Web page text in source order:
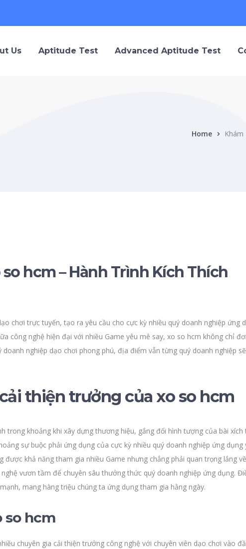
Us Aptitude Test Advanced Aptitude Test
Home
hcm – Hành Trình Kích Thích
chơi trực tuyến, tạo ra yêu cầu cho cực kỳ nhiều quý doanh nghiệp
công nghệ hiện đại với nhiều Game yêu mê say, xo so hcm không chỉ
nghiệp dạo chơi phong phú, địa điểm vẫn từng quý doanh nghiệp
thiện trưởng của xo so hcm
trong khoảng khi xây dựng thương hiệu, gắng đổi hình tượng của bài
sự buộc phải ứng dụng của cực kỳ nhiều quý doanh nghiệp ứng
khả năng tham gia nhiều Game nhưng chẳng phải quan trọng lắng
vươn tầm để chuyên sâu thưởng thức quý doanh nghiệp ứng dụng.
mang hàng triệu chúng ta ứng dụng tham gia hằng ngày.
so hcm
chuyên gia cải thiện trưởng công nghệ với chuyên viên dạo chơi vào